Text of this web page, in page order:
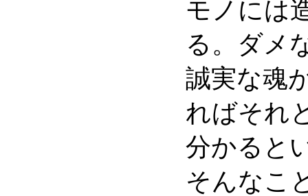
モノには
る。ダメ
誠実な魂
ればそれ
分かると
そんなこ